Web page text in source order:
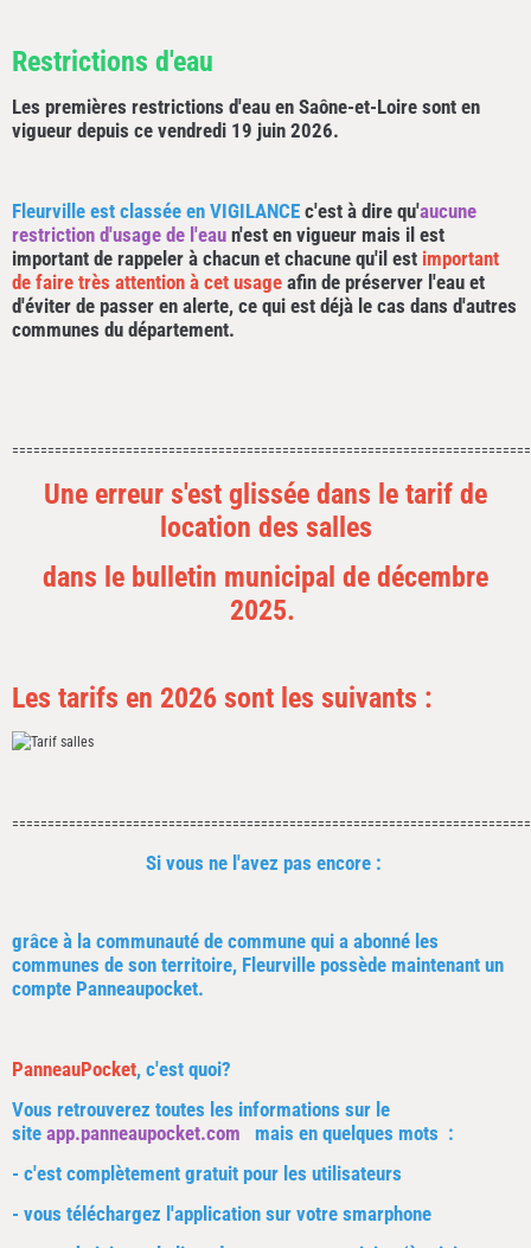
Restrictions d'eau
Les premières restrictions d'eau en Saône-et-Loire sont en
vigueur depuis ce vendredi 19 juin 2026.
Fleurville est classée en VIGILANCE c'est à dire qu'aucune
restriction d'usage de l'eau n'est en vigueur mais il est
important de rappeler à chacun et chacune qu'il est important
de faire très attention à cet usage afin de préserver l'eau et
d'éviter de passer en alerte, ce qui est déjà le cas dans d'autres
communes du département.
Une erreur s'est glissée dans le tarif de
location des salles
dans le bulletin municipal de décembre
2025.
Les tarifs en 2026 sont les suivants :
Si vous ne l'avez pas encore :
grâce à la communauté de commune qui a abonné les
communes de son territoire, Fleurville possède maintenant un
compte Panneaupocket.
PanneauPocket, c'est quoi?
Vous retrouverez toutes les informations sur le
site app.panneaupocket.com
mais en quelques mots :
- c'est complètement gratuit pour les utilisateurs
- vous téléchargez l'application sur votre smarphone